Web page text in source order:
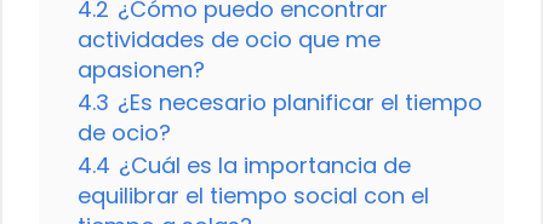
4.2 ¿Cómo puedo encontrar
actividades de ocio que me
apasionen?
4.3 ¿Es necesario planificar el tiempo
de ocio?
4.4 ¿Cuál es la importancia de
equilibrar el tiempo social con el